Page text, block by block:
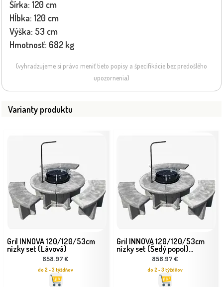
Šírka: 120 cm
Hĺbka: 120 cm
Výška: 53 cm
Hmotnosť: 682 kg
(vyhradzujeme si právo meniť tieto popisy a špecifikácie bez predošlého
upozornenia)
Varianty produktu
Gril INNOVA 120/120/53cm
nízky set (Lávová)
858.97 €
do 2 - 3 týždňov
Gril INNOVA 120/120/53cm
nízky set (Šedý popol)...
858.97 €
do 2 - 3 týždňov